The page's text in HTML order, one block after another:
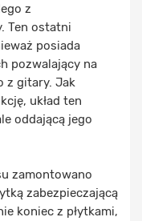
z
Ten ostatni
posiada
pozwalający na
z gitary. Jak
układ ten
oddającą jego
zamontowano
zabezpieczającą
koniec z płytkami,